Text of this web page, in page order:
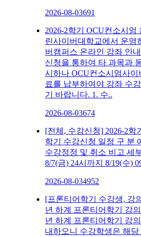
2026-08-03691
2026-2학기 OCU컨소시엄
린사이버대학교에서 운영
버캠퍼스 온라인 강좌 안
신청을 통하여 타 과목과
시하나 OCU컨소시엄사
료를 납부하여야 강좌 수
기 바랍니다. 1. 수..
2026-08-03674
[전체, 수강신청] 2026-2학
학기 수강신청 일정 구 분
수강정정 및 취소 비고 세
8/7(금) 24시까지 8/19(수)
2026-08-034952
[프론티어학기 수강생, 강
년 하계 프론티어학기 강
년 하계 프론티어학기 강
내하오니 수강학생은 해